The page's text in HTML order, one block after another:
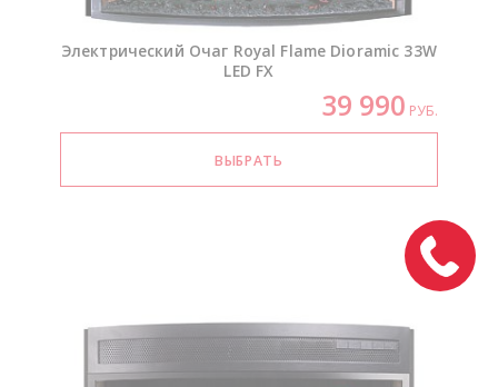
Электрический Очаг Royal Flame Dioramic 33W
LED FX
39 990 РУБ.